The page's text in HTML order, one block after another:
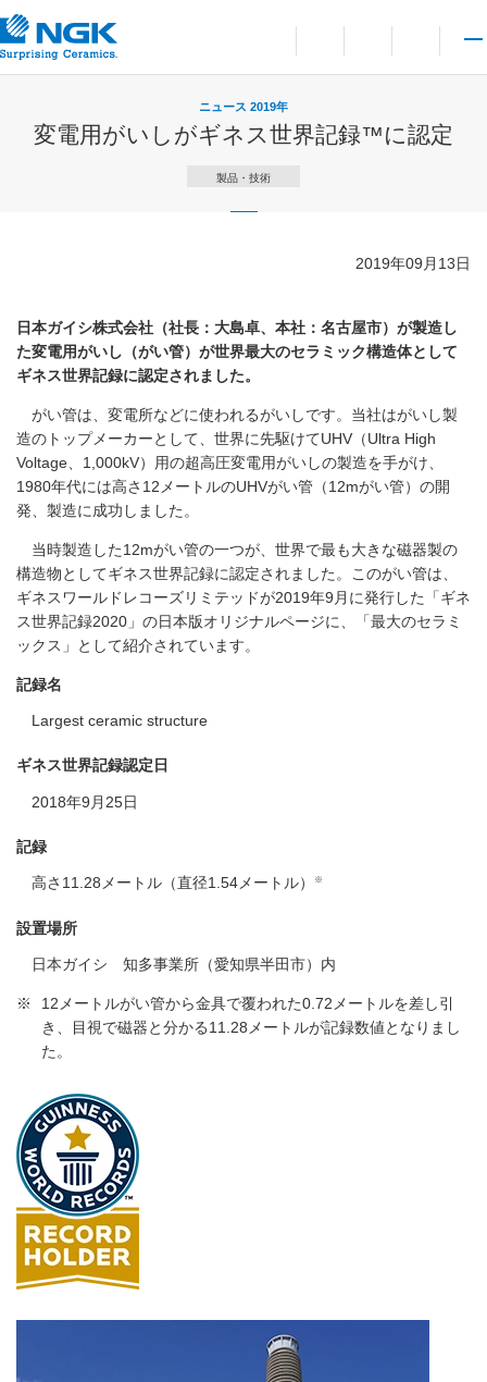
言語切り替えメニュー
サイト内検索を開
お問い合わせ
メイ
ニュース 2019年
変電用がいしがギネス世界記録™に認定
製品・技術
2019年09月13日
日本ガイシ株式会社（社長：大島卓、本社：名古屋市）が製造し
た変電用がいし（がい管）が世界最大のセラミック構造体として
ギネス世界記録に認定されました。
がい管は、変電所などに使われるがいしです。当社はがいし製
造のトップメーカーとして、世界に先駆けてUHV（Ultra High
Voltage、1,000kV）用の超高圧変電用がいしの製造を手がけ、
1980年代には高さ12メートルのUHVがい管（12mがい管）の開
発、製造に成功しました。
当時製造した12mがい管の一つが、世界で最も大きな磁器製の
構造物としてギネス世界記録に認定されました。このがい管は、
ギネスワールドレコーズリミテッドが2019年9月に発行した「ギネ
ス世界記録2020」の日本版オリジナルページに、「最大のセラミ
ックス」として紹介されています。
記録名
Largest ceramic structure
ギネス世界記録認定日
2018年9月25日
記録
高さ11.28メートル（直径1.54メートル） ※
設置場所
日本ガイシ 知多事業所（愛知県半田市）内
※
12メートルがい管から金具で覆われた0.72メートルを差し引
き、目視で磁器と分かる11.28メートルが記録数値となりまし
た。